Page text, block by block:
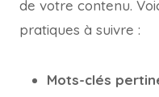
de votre contenu.
pratiques à suivre :
Mots-clés